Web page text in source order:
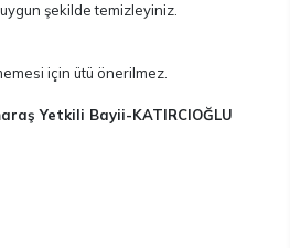
şekilde temizleyiniz.
için ütü önerilmez.
Yetkili Bayii-KATIRCIOĞLU